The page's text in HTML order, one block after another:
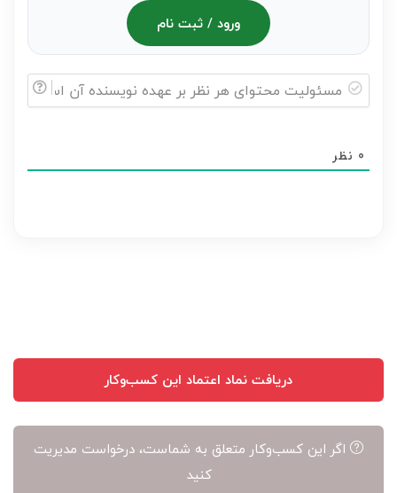
ورود / ثبت نام
هر
0 نظر
دریافت نماد اعتماد این کسب‌وکار
اگر این کسب‌وکار متعلق به شماست، درخواست مدیریت
کنید